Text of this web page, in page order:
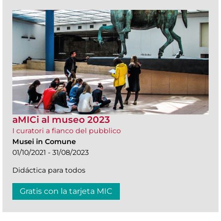
aMICi al museo 2023
I curatori a fianco del pubblico
Musei in Comune
01/10/2021 - 31/08/2023
Didáctica para todos
Gratis con la tarjeta MIC